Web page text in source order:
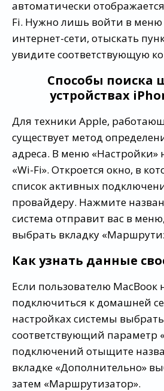
автоматически
Fi. Нужно лишь войти в меню
интернет-сети, отыскать
увидите соответствующую
Способы поиска
устройствах
Для техники Apple,
существует метод
адреса. В меню «Настройки»
«Wi-Fi». Откроется окно, в
список активных
провайдеру. Нажмите
система отправит вас в
выбрать вкладку
Как узнать данные
Если пользователю МасВоок
подключиться к домашней
настройках системы выбрать
соответствующий параметр
подключений отыщите
вкладке «Дополнительно»
затем «Маршрутизатор».